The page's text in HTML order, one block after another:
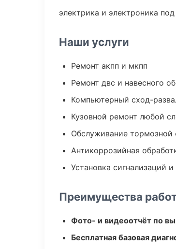
электрика и электроника
Наши услуги
Ремонт акпп и мкпп
Ремонт двс и навесного
Компьютерный сход-
Кузовной ремонт любой
Обслуживание тормозной
Антикоррозийная
Установка сигнализаций
Преимущества
Фото- и видеоотчёт по
Бесплатная базовая